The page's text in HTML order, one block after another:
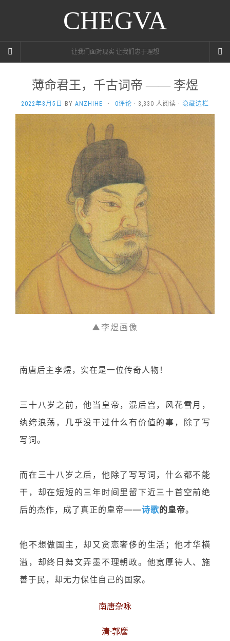
CHEGVA
让我们面对现实 让我们忠于理想
薄命君王，千古词帝 —— 李煜
2022年8月5日 BY ANZHIHE · 0评论 · 3,330 人阅读 · 隐藏边栏
▲李煜画像
南唐后主李煜，实在是一位传奇人物！
三十八岁之前，他当皇帝，混后宫，风花雪月，
纨绔浪荡，几乎没干过什么有价值的事，除了写
写词。
而在三十八岁之后，他除了写写词，什么都不能
干，却在短短的三年时间里留下近三十首空前绝
后的杰作，成了真正的皇帝——诗歌的皇帝。
他不想做国主，却又贪恋奢侈的生活；他才华横
溢，却终日舞文弄墨不理朝政。他宽厚待人、施
善于民，却无力保住自己的国家。
南唐杂咏
清·郭麐